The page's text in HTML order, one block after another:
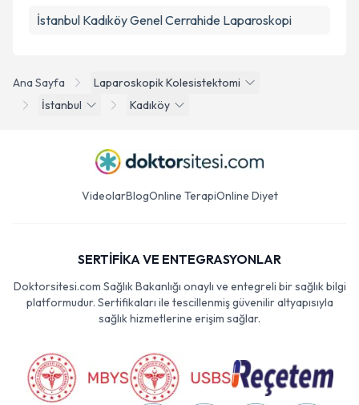
Ana Sayfa
Laparoskopik Kolesistektomi
İstanbul
Kadıköy
İstanbul Kadıköy Genel Cerrahide Laparoskopi
VideolarBlogOnline TerapiOnline Diyet
SERTİFİKA VE ENTEGRASYONLAR
Doktorsitesi.com Sağlık Bakanlığı onaylı ve entegreli bir sağlık bilgi
platformudur. Sertifikaları ile tescillenmiş güvenilir altyapısıyla
sağlık hizmetlerine erişim sağlar.